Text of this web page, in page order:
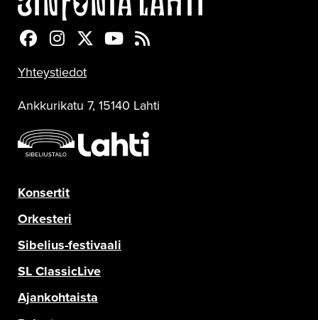
Sinfonia Lahti Facebookissa
Sinfonia Lahti Instagramissa
Sinfonia Lahti Twitterissä
Sinfonia Lahti YouTubessa
Sinfonia Lahti RSS-feed
Yhteystiedot
Ankkurikatu 7, 15140 Lahti
Konsertit
Orkesteri
Sibelius-festivaali
SL ClassicLive
Ajankohtaista